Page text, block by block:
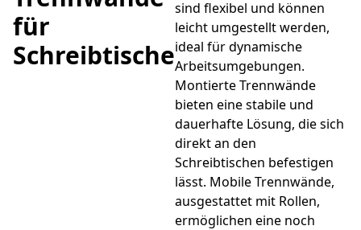
für
Schreibtische
sind flexibel und können
leicht umgestellt werden,
ideal für dynamische
Arbeitsumgebungen.
Montierte Trennwände
bieten eine stabile und
dauerhafte Lösung, die sich
direkt an den
Schreibtischen befestigen
lässt. Mobile Trennwände,
ausgestattet mit Rollen,
ermöglichen eine noch